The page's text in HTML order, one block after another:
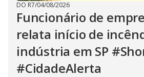
DO R7/04/08/2026
Funcionário de
relata início de
indústria em SP
#CidadeAlerta